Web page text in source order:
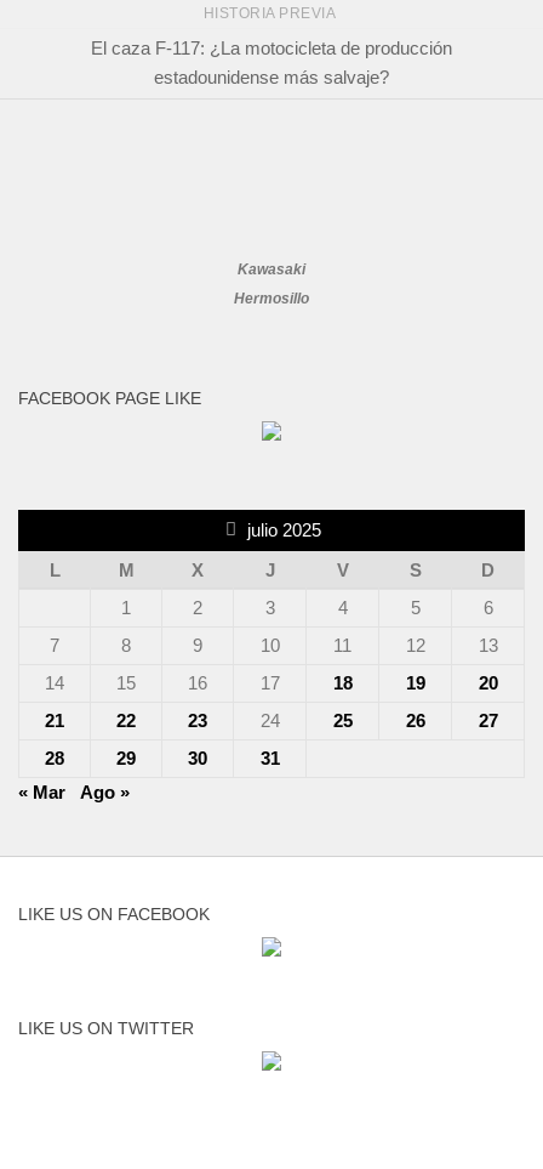
HISTORIA PREVIA
El caza F-117: ¿La motocicleta de producción
estadounidense más salvaje?
Kawasaki
Hermosillo
FACEBOOK PAGE LIKE
julio 2025
L
M X J V S
D
1
2 3 4 5
6
7
8 9 10 11 12
13
14
15 16 17 18 19
20
21
22 23 24 25 26
27
28
29 30
31
« Mar
Ago »
LIKE US ON FACEBOOK
LIKE US ON TWITTER